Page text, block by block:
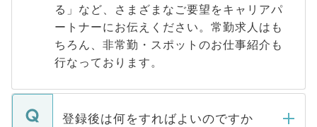
る」など、さまざまなご要望をキャリアパ
ートナーにお伝えください。常勤求人はも
ちろん、非常勤・スポットのお仕事紹介も
行なっております。
登録後は何をすればよいのですか